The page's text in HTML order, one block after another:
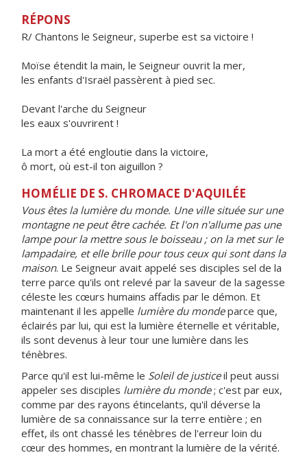
RÉPONS
R/ Chantons le Seigneur, superbe est sa victoire !
Moïse étendit la main, le Seigneur ouvrit la mer,
les enfants d'Israël passèrent à pied sec.
Devant l'arche du Seigneur
les eaux s'ouvrirent !
La mort a été engloutie dans la victoire,
ô mort, où est-il ton aiguillon ?
HOMÉLIE DE S. CHROMACE D'AQUILÉE
Vous êtes la lumière du monde. Une ville située sur une
montagne ne peut être cachée. Et l'on n'allume pas une
lampe pour la mettre sous le boisseau ; on la met sur le
lampadaire, et elle brille pour tous ceux qui sont dans la
maison. Le Seigneur avait appelé ses disciples sel de la
terre parce qu'ils ont relevé par la saveur de la sagesse
céleste les cœurs humains affadis par le démon. Et
maintenant il les appelle lumière du mondeparce que,
éclairés par lui, qui est la lumière éternelle et véritable,
ils sont devenus à leur tour une lumière dans les
ténèbres.
Parce qu'il est lui-même le Soleil de justiceil peut aussi
appeler ses disciples lumière du monde; c'est par eux,
comme par des rayons étincelants, qu'il déverse la
lumière de sa connaissance sur la terre entière ; en
effet, ils ont chassé les ténèbres de l'erreur loin du
cœur des hommes, en montrant la lumière de la vérité.